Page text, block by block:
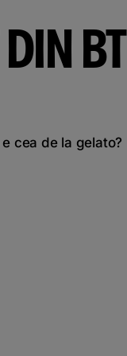
BT
cea de la gelato?